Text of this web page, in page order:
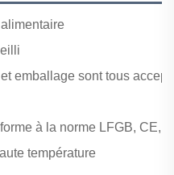
emballage sont tous
à la norme LFGB, CE,
température